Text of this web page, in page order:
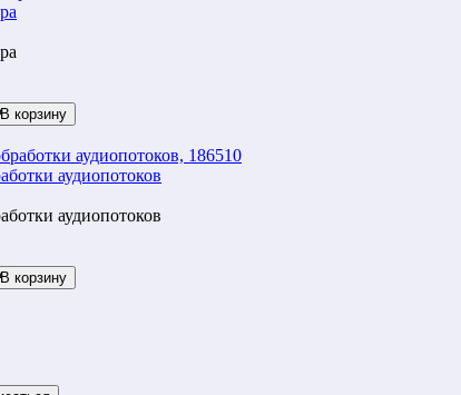
В корзину
аудиопотоков
аудиопотоков
В корзину